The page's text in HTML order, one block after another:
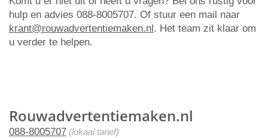
Rouwadvertentiemaken.nl
088-8005707 (lokaal tarief)
hulp en advies 088-8005707. Of stuur een mail naar
krant@rouwadvertentiemaken.nl. Het team zit klaar om
u verder te helpen.